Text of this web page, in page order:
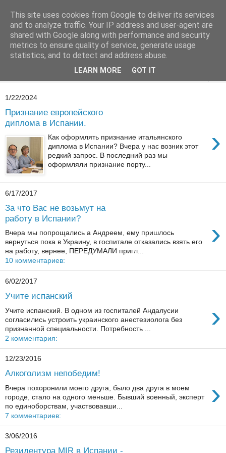
Врач в Испании
О работе, о медицине в Испании
1/22/2024
Признание европейского
диплома в Испании.
›
Как оформлять признание итальянского
диплома в Испании? Вчера у нас возник этот
редкий запрос. В последний раз мы
оформляли признание порту...
6/17/2017
За что Вас не возьмут на
работу в Испании?
›
Вчера мы попрощались а Андреем, ему пришлось
вернуться пока в Украину, в госпитале отказались взять его
на работу, вернее, ПЕРЕДУМАЛИ пригл...
10 комментариев:
6/02/2017
Учите испанский
›
Учите испанский. В одном из госпиталей Андалусии
согласились устроить украинского анестезиолога без
признанной специальности. Потребность ...
2 комментария:
12/23/2016
Алкоголизм непобедим!
›
Вчера похоронили моего друга, было два друга в моем
городе, стало на одного меньше. Бывший военный, эксперт
по единоборствам, участвовавши...
7 комментариев:
3/06/2016
Резидентура MIR в Испании -
This site uses cookies from Google to deliver its services
and to analyze traffic. Your IP address and user-agent are
shared with Google along with performance and security
metrics to ensure quality of service, generate usage
statistics, and to detect and address abuse.
LEARN MORE GOT IT